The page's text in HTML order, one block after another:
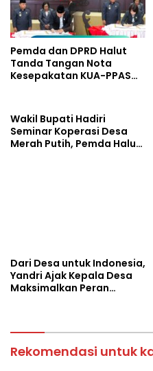
Pemda dan DPRD Halut
Tanda Tangan Nota
Kesepakatan KUA-PPAS
Wakil Bupati Hadiri
Seminar Koperasi Desa
Merah Putih, Pemda Halut
Dari Desa untuk Indonesia,
Yandri Ajak Kepala Desa
Maksimalkan Peran
Rekomendasi untuk